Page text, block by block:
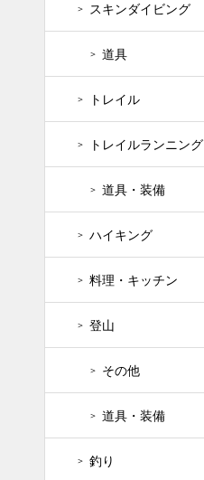
スキンダイビング
道具
トレイル
トレイルランニング
道具・装備
ハイキング
料理・キッチン
登山
その他
道具・装備
釣り